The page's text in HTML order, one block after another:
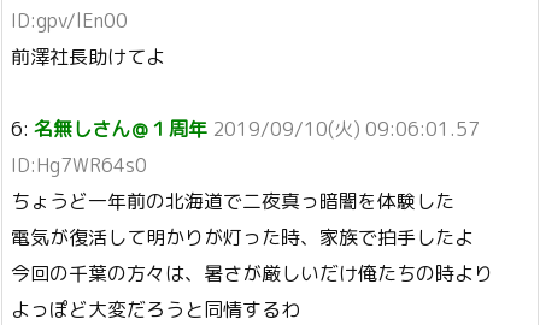
ID:gpv/lEn00
前澤社長助けてよ
6: 名無しさん＠１周年 2019/09/10(火) 09:06:01.57
ID:Hg7WR64s0
ちょうど一年前の北海道で二夜真っ暗闇を体験した
電気が復活して明かりが灯った時、家族で拍手したよ
今回の千葉の方々は、暑さが厳しいだけ俺たちの時より
よっぽど大変だろうと同情するわ